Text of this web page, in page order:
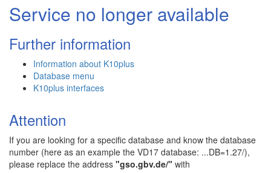
Service no longer available
Further information
Information about K10plus
Database menu
K10plus interfaces
Attention
If you are looking for a specific database and know the database
number (here as an example the VD17 database: ...DB=1.27/),
please replace the address "gso.gbv.de/" with